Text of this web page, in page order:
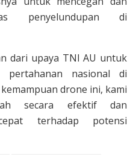
penyelundupan di
dari upaya TNI AU untuk
pertahanan nasional di
drone ini, kami
secara efektif dan
terhadap potensi